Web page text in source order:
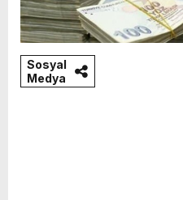
Sosyal
Medya